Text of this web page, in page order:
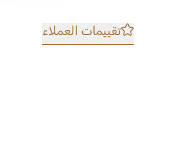
تقييمات العملاء